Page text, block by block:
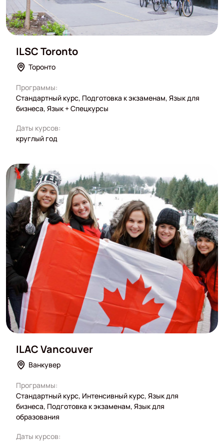
ILSC Toronto
Торонто
Программы:
Стандартный курс, Подготовка к экзаменам, Язык для
бизнеса, Язык + Спецкурсы
Даты курсов:
круглый год
ILAC Vancouver
Ванкувер
Программы:
Стандартный курс, Интенсивный курс, Язык для
бизнеса, Подготовка к экзаменам, Язык для
образования
Даты курсов: